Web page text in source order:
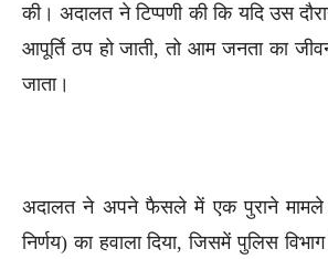
की। अदालत ने टिप्पणी की कि यदि उस
आपूर्ति ठप हो जाती, तो आम जनता का
जाता।
अदालत ने अपने फैसले में एक पुराने मामले
निर्णय) का हवाला दिया, जिसमें पुलिस